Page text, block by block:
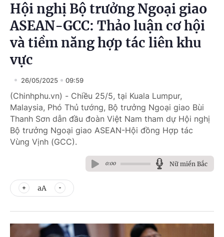
Hội nghị Bộ trưởng Ngoại giao
ASEAN-GCC: Thảo luận cơ hội
và tiềm năng hợp tác liên khu
vực
26/05/2025 09:59
(Chinhphu.vn) - Chiều 25/5, tại Kuala Lumpur,
Malaysia, Phó Thủ tướng, Bộ trưởng Ngoại giao Bùi
Thanh Sơn dẫn đầu đoàn Việt Nam tham dự Hội nghị
Bộ trưởng Ngoại giao ASEAN-Hội đồng Hợp tác
Vùng Vịnh (GCC).
0:00 Nữ miền Bắc
aA